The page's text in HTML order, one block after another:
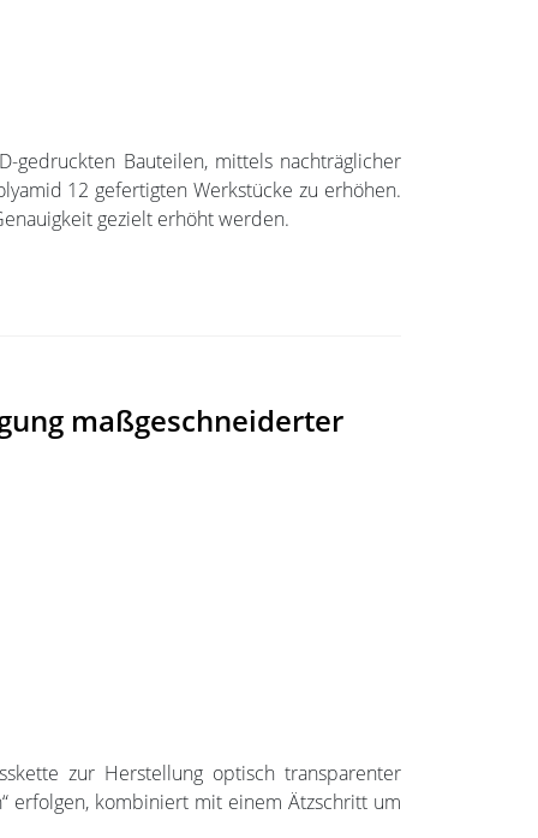
gedruckten Bauteilen, mittels nachträglicher
12 gefertigten Werkstücke zu erhöhen.
gezielt erhöht werden.
maßgeschneiderter
zur Herstellung optisch transparenter
erfolgen, kombiniert mit einem Ätzschritt um